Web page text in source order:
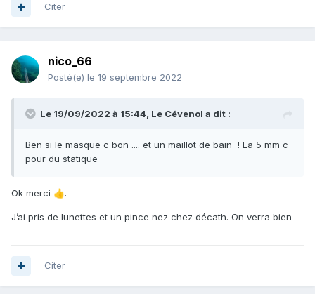
Nous on va juste bien pleurer en voyant tes posts!
Bref, Rien à voir, mais je suis bien content. Une place s'est
à la con: faut amener quoi?Niveau combi j'ai juste ma 5mm,
un shorty. Au niveau masque j'ai cru comprendre qu'il fallait
Citer
nico_66
Posté(e) le 19 septembre 2022
Le 19/09/2022 à 15:44, Le Cévenol a dit :
Ben si le masque c bon .... et un maillot de bain ! La 5 mm c
pour du statique
Ok merci 👍.
J’ai pris de lunettes et un pince nez chez décath. On verra bien
Citer